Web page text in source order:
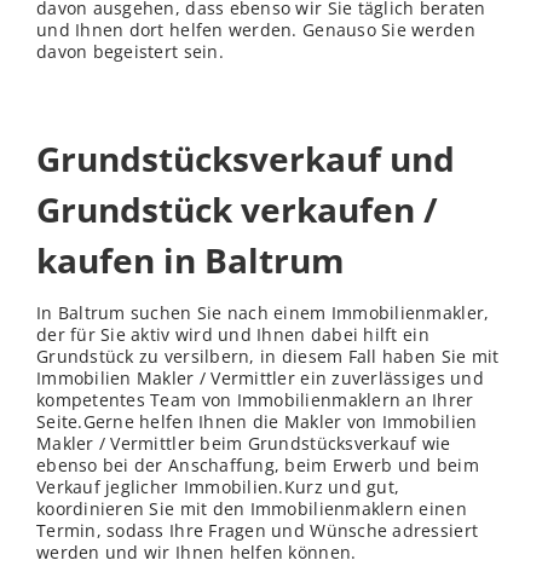
davon ausgehen, dass ebenso wir Sie täglich beraten
und Ihnen dort helfen werden. Genauso Sie werden
davon begeistert sein.
Grundstücksverkauf und
Grundstück verkaufen /
kaufen in Baltrum
In Baltrum suchen Sie nach einem Immobilienmakler,
der für Sie aktiv wird und Ihnen dabei hilft ein
Grundstück zu versilbern, in diesem Fall haben Sie mit
Immobilien Makler / Vermittler ein zuverlässiges und
kompetentes Team von Immobilienmaklern an Ihrer
Seite.Gerne helfen Ihnen die Makler von Immobilien
Makler / Vermittler beim Grundstücksverkauf wie
ebenso bei der Anschaffung, beim Erwerb und beim
Verkauf jeglicher Immobilien.Kurz und gut,
koordinieren Sie mit den Immobilienmaklern einen
Termin, sodass Ihre Fragen und Wünsche adressiert
werden und wir Ihnen helfen können.